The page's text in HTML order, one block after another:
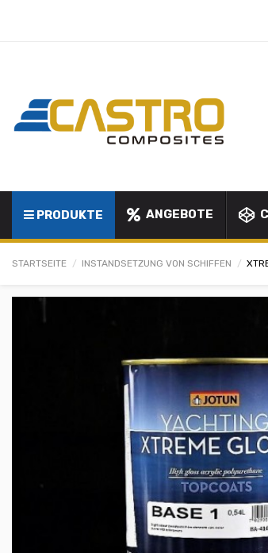
PRODUKTE ANGEBOTE
STARTSEITE INSTANDSETZUNG VON SCHIFFEN